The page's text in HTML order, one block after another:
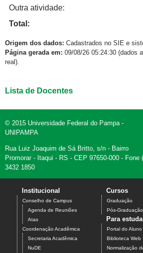
Outra atividade:
Total:
Origem dos dados: Cadastrados no SIE e
Página gerada em: 09/08/26 05:24:30 (dados
real).
Lista de Docentes
© 2015 Universidade Federal do Pampa -
UNIPAMPA
Rua Luiz Joaquim de Sá Britto, s/n - Bairro
Promorar - Itaqui - RS - CEP 97650-000 - Fone
3432 1850
Institucional
Conselho de Campus
Agenda de Reuniões
Atas
Coordenação Acadêmica
Secretaria Acadêmica
NuDE
Cursos
Graduação
Pós-Graduação
Para
Portal do Aluno
Biblioteca Web
Normalização